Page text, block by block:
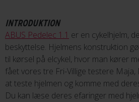
INTRODUKTION
ABUS Pedelec 1.1 er en cykelhjelm,
beskyttelse. Hjelmens konstruktion
til kørsel på elcykel, hvor man kører
fået vores tre Fri-Villige testere
at teste hjelmen og komme med
Du kan læse deres efaringer med